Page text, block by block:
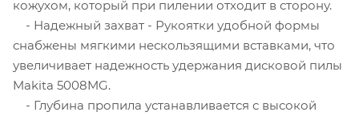
кожухом, который при пилении отходит в сторону.
- Надежный захват - Рукоятки удобной формы
снабжены мягкими нескользящими вставками, что
увеличивает надежность удержания дисковой пилы
Makita 5008MG.
- Глубина пропила устанавливается с высокой